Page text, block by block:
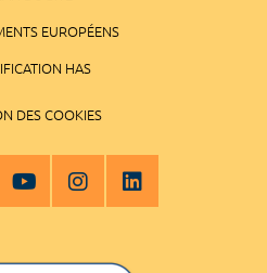
EUROPÉENS
HAS
DES COOKIES